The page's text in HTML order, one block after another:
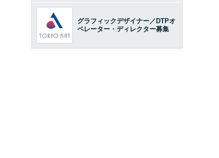
グラフィックデザイナー／DTPオ
ペレーター・ディレクター募集